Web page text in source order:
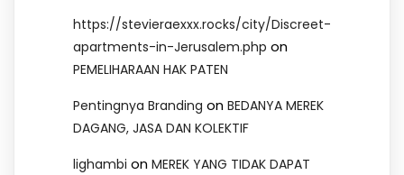
https://stevieraexxx.rocks/city/Discreet-
apartments-in-Jerusalem.php on
PEMELIHARAAN HAK PATEN
Pentingnya Branding on BEDANYA MEREK
DAGANG, JASA DAN KOLEKTIF
lighambi on MEREK YANG TIDAK DAPAT